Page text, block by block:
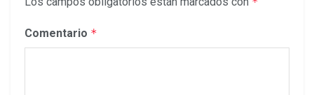
Comentario *